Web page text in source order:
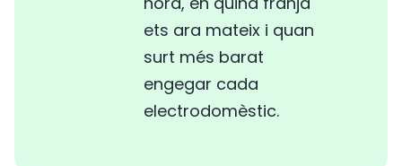
ets ara mateix i quan
surt més barat
engegar cada
electrodomèstic.